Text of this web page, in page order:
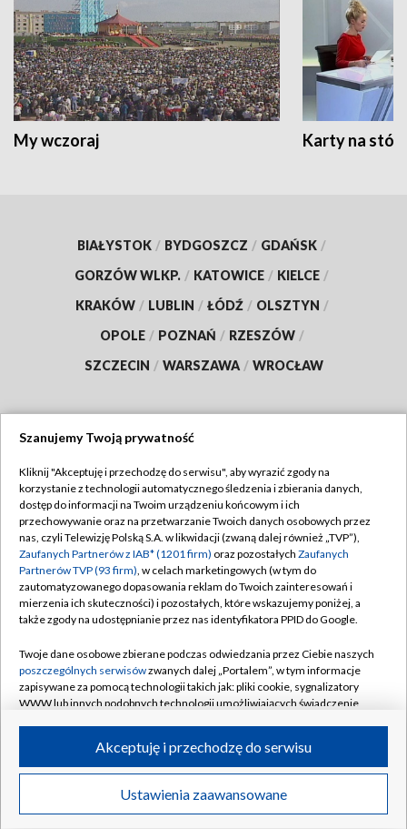
My wczoraj Karty na
BIAŁYSTOK / BYDGOSZCZ / GDAŃSK /
GORZÓW WLKP. / KATOWICE / KIELCE /
KRAKÓW / LUBLIN / ŁÓDŹ / OLSZTYN /
OPOLE / POZNAŃ / RZESZÓW /
SZCZECIN / WARSZAWA / WROCŁAW
TVP
Abonament TVP
Emisja w TVP
Centrum informacji TVP
Naziemna Telewizja Cyfrowa
Rada Programowa
System NOS
Informacje o nadawcy
Program dla prasy
Ogłoszenie przetargowe
Regulamin TVP
Polityka prywatności
Moje zgody
Pomoc
Kontakt
Kanały
©2026 Telewizja Polska S.A. w likwidacji
Szanujemy Twoją prywatność
Kliknij "Akceptuję i przechodzę do serwisu", aby wyrazić zgody na
korzystanie z technologii automatycznego śledzenia i zbierania danych,
dostęp do informacji na Twoim urządzeniu końcowym i ich
przechowywanie oraz na przetwarzanie Twoich danych osobowych przez
nas, czyli Telewizję Polską S.A. w likwidacji (zwaną dalej również „TVP”),
Zaufanych Partnerów z IAB* (1201 firm) oraz pozostałych Zaufanych
Partnerów TVP (93 firm), w celach marketingowych (w tym do
zautomatyzowanego dopasowania reklam do Twoich zainteresowań i
mierzenia ich skuteczności) i pozostałych, które wskazujemy poniżej, a
także zgody na udostępnianie przez nas identyfikatora PPID do Google.
Twoje dane osobowe zbierane podczas odwiedzania przez Ciebie naszych
poszczególnych serwisówzwanych dalej „Portalem”, w tym informacje
zapisywane za pomocą technologii takich jak: pliki cookie, sygnalizatory
WWW lub innych podobnych technologii umożliwiających świadczenie
ruchu w Internecie.
Twoje dane osobowe zbierane podczas odwiedzania przez Ciebie
poszczególnych serwisówna Portalu, takie jak adresy IP, identyfikatory
Ustawienia zaawansowane
Akceptuję i przechodzę do serwisu